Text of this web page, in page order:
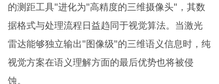
的测距工具"进化为"高精度的三维摄像头"，其数
据格式与处理流程日益趋同于视觉算法。当激光
雷达能够独立输出"图像级"的三维语义信息时，纯
视觉方案在语义理解方面的最后优势也将被侵
蚀。